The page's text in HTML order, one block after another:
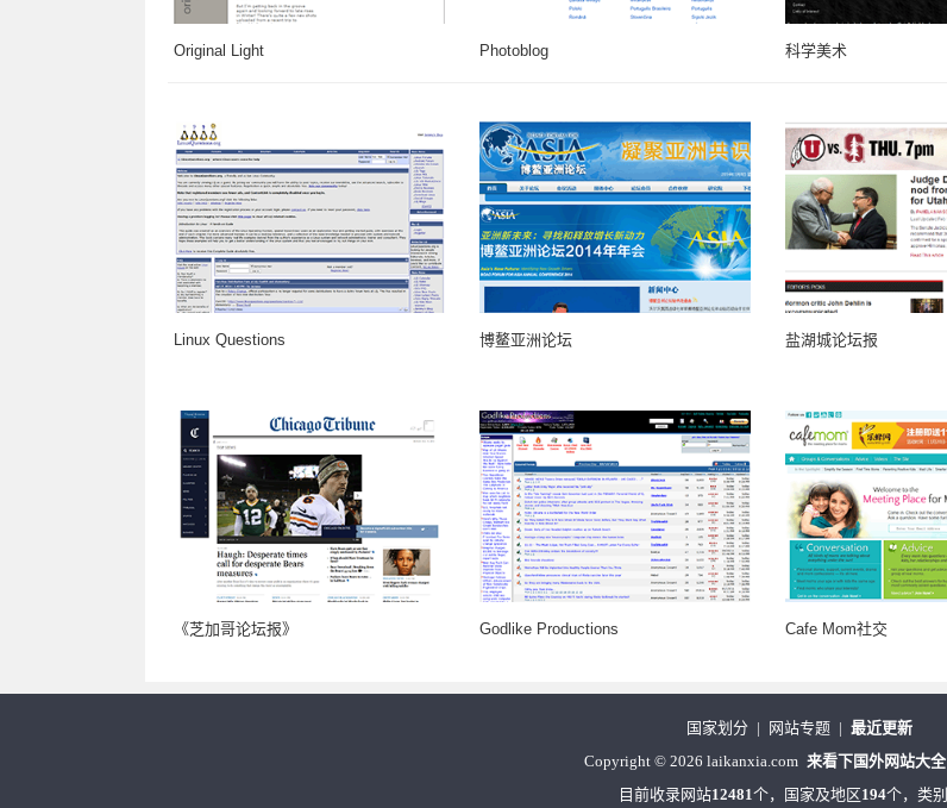
Original Light Photoblog 科学美术
Linux Questions 博鳌亚洲论坛 盐湖城论坛报
《芝加哥论坛报》 Godlike Productions Cafe Mom社交
国家划分 | 网站专题 | 最近更新
Copyright ©2026 laikanxia.com 来看下国外网站大全
目前收录网站12481个，国家及地区194个，类别